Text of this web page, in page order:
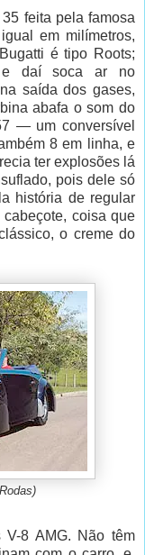
feita pela famosa
em milímetros,
é tipo Roots;
e daí soca ar no
saída dos gases,
abafa o som do
— um conversível
8 em linha, e
ter explosões lá
pois dele só
história de regular
coisa que
o creme do
V-8 AMG. Não têm